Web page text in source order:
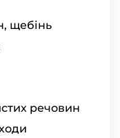
щебінь
речовин